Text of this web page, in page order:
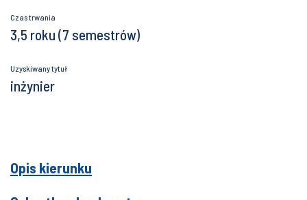
Czas trwania
3,5 roku (7 semestrów)
Uzyskiwany tytuł
inżynier
Opis kierunku